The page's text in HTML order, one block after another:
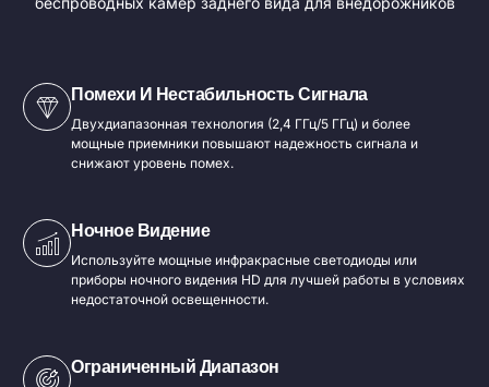
Помехи И Нестабильность Сигнала
Двухдиапазонная технология (2,4 ГГц/5 ГГц) и более
мощные приемники повышают надежность сигнала и
снижают уровень помех.
Ночное Видение
Используйте мощные инфракрасные светодиоды или
приборы ночного видения HD для лучшей работы в условиях
недостаточной освещенности.
Ограниченный Диапазон